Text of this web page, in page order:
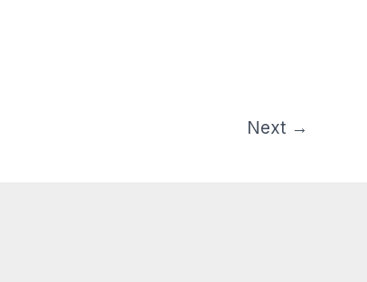
Next →